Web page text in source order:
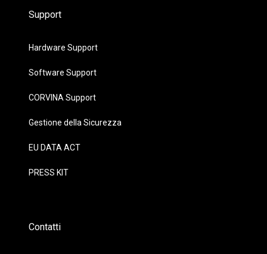
Support
Hardware Support
Software Support
CORVINA Support
Gestione della Sicurezza
EU DATA ACT
PRESS KIT
Contatti